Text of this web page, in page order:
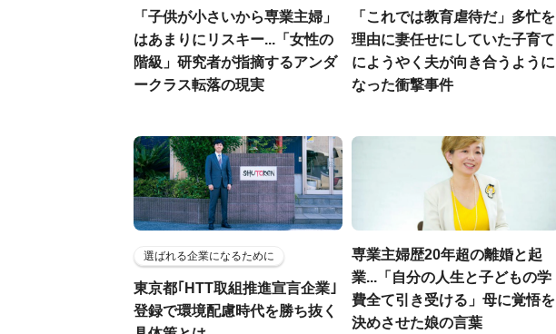
「子供が小さいから専業主婦」
はあまりにリスキー...「女性の
階級」研究者が指摘するアンダ
ークラス転落の現実
「これでは教育虐待だ」多忙を
理由に妻任せにしていた子育て
にようやく夫が向き合うように
なった衝撃事件
選ばれる企業になるために
東京都｢HTT取組推進宣言企業｣
登録で環境配慮時代を勝ち抜く
専業主婦歴20年超の離婚と起
業...「自分の人生と子どもの学
費全て引き受ける」母に覚悟を
決めさせた娘の言葉